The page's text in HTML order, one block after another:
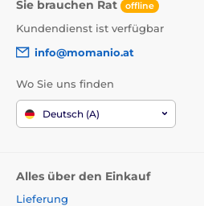
Sie brauchen Rat offline
Kundendienst ist verfügbar
info@momanio.at
Wo Sie uns finden
Deutsch (A)
Alles über den Einkauf
Lieferung